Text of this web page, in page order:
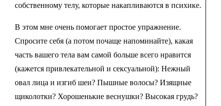
собственному телу, которые накапливаются в психике.
В этом мне очень помогает простое упражнение.
Спросите себя (а потом почаще напоминайте), какая
часть вашего тела вам самой больше всего нравится
(кажется привлекательной и сексуальной): Нежный
овал лица и изгиб шеи? Пышные волосы? Изящные
щиколотки? Хорошенькие веснушки? Высокая грудь?